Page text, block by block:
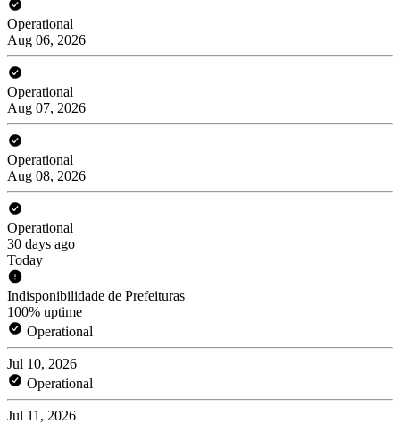
Operational
Aug 06, 2026
Operational
Aug 07, 2026
Operational
Aug 08, 2026
Operational
30 days ago
Today
Indisponibilidade de Prefeituras
100% uptime
Operational
Jul 10, 2026
Operational
Jul 11, 2026